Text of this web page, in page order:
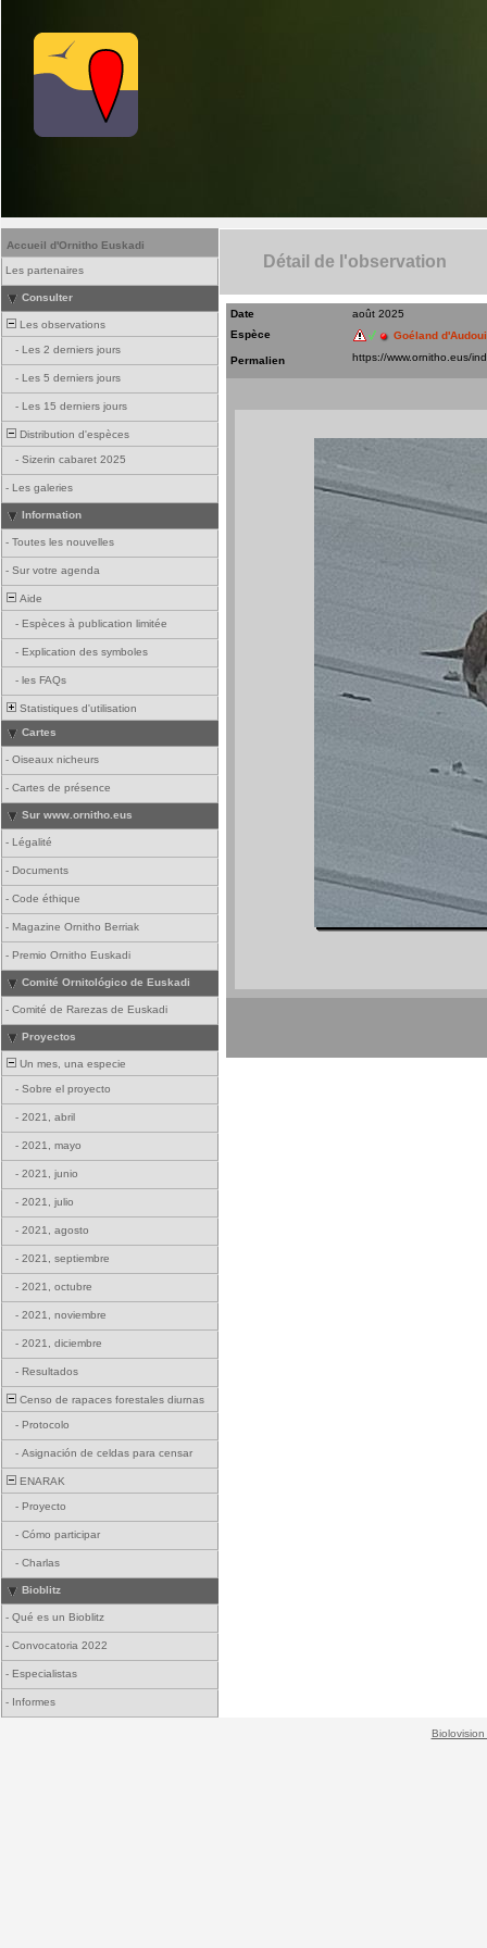
Accueil d'Ornitho Euskadi
Les partenaires
Consulter
Les observations
- Les 2 derniers jours
- Les 5 derniers jours
- Les 15 derniers jours
Distribution d'espèces
- Sizerin cabaret 2025
- Les galeries
Information
- Toutes les nouvelles
- Sur votre agenda
Aide
- Espèces à publication limitée
- Explication des symboles
- les FAQs
Statistiques d'utilisation
Cartes
- Oiseaux nicheurs
- Cartes de présence
Sur www.ornitho.eus
- Légalité
- Documents
- Code éthique
- Magazine Ornitho Berriak
- Premio Ornitho Euskadi
Comité Ornitológico de Euskadi
- Comité de Rarezas de Euskadi
Proyectos
Un mes, una especie
- Sobre el proyecto
- 2021, abril
- 2021, mayo
- 2021, junio
- 2021, julio
- 2021, agosto
- 2021, septiembre
- 2021, octubre
- 2021, noviembre
- 2021, diciembre
- Resultados
Censo de rapaces forestales diurnas
- Protocolo
- Asignación de celdas para censar
ENARAK
- Proyecto
- Cómo participar
- Charlas
Bioblitz
- Qué es un Bioblitz
- Convocatoria 2022
- Especialistas
- Informes
Détail de l'observation
Date
août 2025
Espèce
Goéland
Permalien
Biolovision